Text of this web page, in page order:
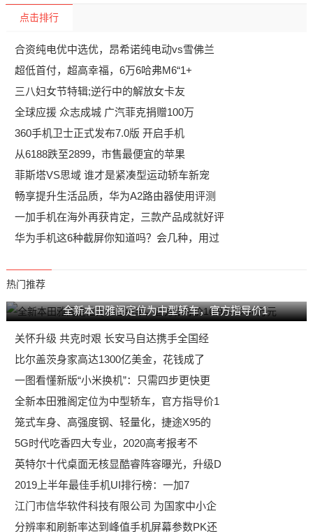
点击排行
合资纯电优中选优，昂希诺纯电动vs雪佛兰
超低首付，超高幸福，6万6哈弗M6“1+
三八妇女节特辑;逆行中的解放女卡友
全球应援 众志成城 广汽菲克捐赠100万
360手机卫士正式发布7.0版 开启手机
从6188跌至2899，市售最便宜的苹果
菲斯塔VS思域 谁才是紧凑型运动轿车新宠
畅享提升生活品质，华为A2路由器使用评测
一加手机在海外再获肯定，三款产品成就好评
华为手机这6种截屏你知道吗？会几种，用过
热门推荐
全新本田雅阁定位为中型轿车，官方指导价1
关怀升级 共克时艰 长安马自达携手全国经
比尔盖茨身家高达1300亿美金，花钱成了
一图看懂新版“小米换机”：只需四步更快更
全新本田雅阁定位为中型轿车，官方指导价1
笼式车身、高强度钢、轻量化，捷途X95的
5G时代吃香四大专业，2020高考报考不
英特尔十代桌面无核显酷睿阵容曝光，升级D
2019上半年最佳手机UI排行榜：一加7
江门市信华软件科技有限公司 为国家中小企
分辨率和刷新率达到峰值手机屏幕参数PK还